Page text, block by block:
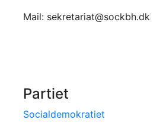
Mail: sekretariat@sockbh.dk
Partiet
Socialdemokratiet